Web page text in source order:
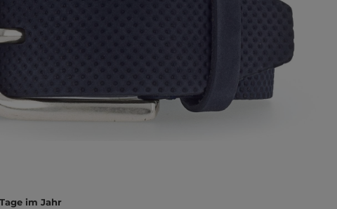
im Jahr